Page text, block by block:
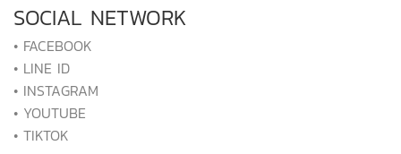
SOCIAL NETWORK
• FACEBOOK
• LINE ID
• INSTAGRAM
• YOUTUBE
• TIKTOK